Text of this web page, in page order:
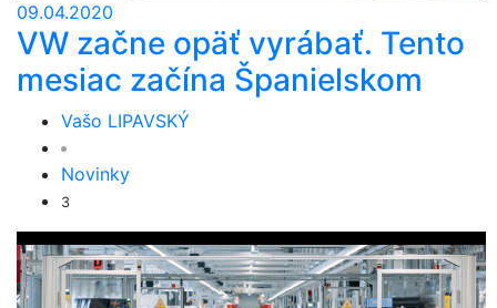
09.04.2020
VW začne opäť vyrábať. Tento
mesiac začína Španielskom
Vašo LIPAVSKÝ
Novinky
3